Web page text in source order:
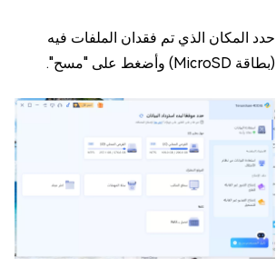
حدد المكان الذي تم فقدان الملفات فيه
(بطاقة MicroSD) وأضغط على "مسح".